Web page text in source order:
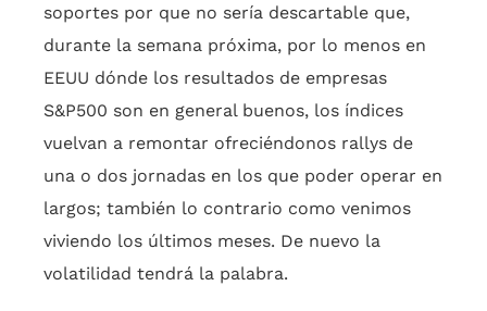
soportes por que no sería descartable que,
durante la semana próxima, por lo menos en
EEUU dónde los resultados de empresas
S&P500 son en general buenos, los índices
vuelvan a remontar ofreciéndonos rallys de
una o dos jornadas en los que poder operar en
largos; también lo contrario como venimos
viviendo los últimos meses. De nuevo la
volatilidad tendrá la palabra.